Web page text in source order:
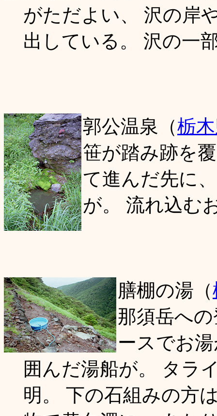
がただよい、 沢の岸
出している。 沢の一
郭公温泉（栃
笹が踏み跡を
て進んだ先に
が。 流れ込む
膳棚の湯（
那須岳へ
ースでお
囲んだ湯船が。 タラ
明。 下の石組みの方